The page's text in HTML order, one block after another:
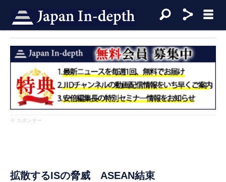
※ スポンサー
拡散するISの脅威 ASEAN結束